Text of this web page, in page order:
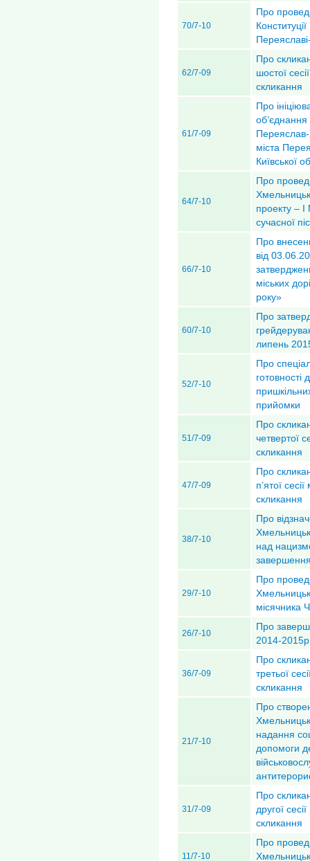
70/7-10
Про
62/7-09
Про
шостої
скликання
61/7-09
Про
об’єднання
міста
Київської
64/7-10
Про
проекту –
сучасної
66/7-10
Про
від
міських
року»
60/7-10
Про
липень
52/7-10
Про
готовності
прийомки
51/7-09
Про
четвертої
скликання
47/7-09
Про
п’ятої
скликання
38/7-10
Про
над
завершення
29/7-10
Про
місячника
26/7-10
Про
2014-
36/7-09
Про
третьої
скликання
21/7-10
Про
надання
допомоги
31/7-09
Про
другої
скликання
11/7-10
Про